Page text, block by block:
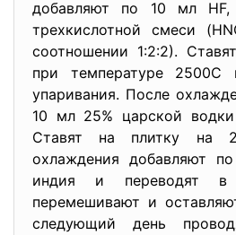
добавляют по 10 мл
трехкислотной смеси
соотношении 1:2:2).
при температуре
упаривания. После
10 мл 25% царской
Ставят на плитку на
охлаждения добавляют
индия и переводят в
перемешивают и
следующий день